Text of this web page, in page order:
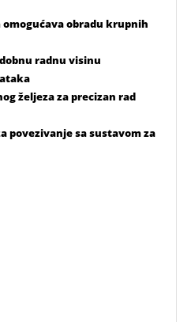
omogućava obradu krupnih
radnu visinu
željeza za precizan rad
povezivanje sa sustavom za